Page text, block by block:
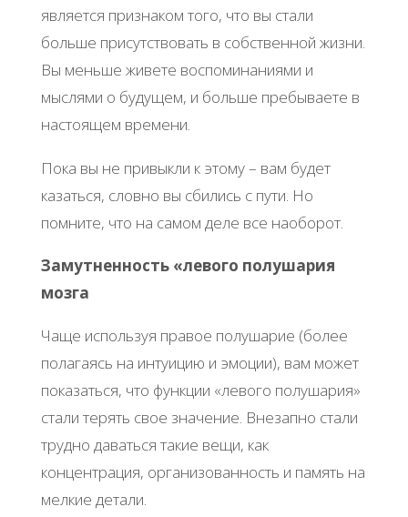
является признаком того, что вы стали
больше присутствовать в собственной жизни.
Вы меньше живете воспоминаниями и
мыслями о будущем, и больше пребываете в
настоящем времени.
Пока вы не привыкли к этому – вам будет
казаться, словно вы сбились с пути. Но
помните, что на самом деле все наоборот.
Замутненность «левого полушария
мозга
Чаще используя правое полушарие (более
полагаясь на интуицию и эмоции), вам может
показаться, что функции «левого полушария»
стали терять свое значение. Внезапно стали
трудно даваться такие вещи, как
концентрация, организованность и память на
мелкие детали.